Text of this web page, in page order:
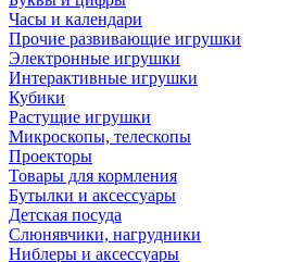
Часы и календари
Прочие развивающие игрушки
Электронные игрушки
Интерактивные игрушки
Кубики
Растущие игрушки
Микроскопы, телескопы
Проекторы
Товары для кормления
Бутылки и аксессуары
Детская посуда
Слюнявчики, нагрудники
Ниблеры и аксессуары